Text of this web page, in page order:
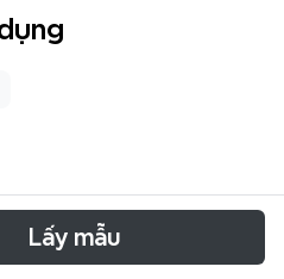
导图模板为图书馆、仓储或
准化的操作流程，涵盖从图
Lấy mẫu